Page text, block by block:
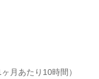
月あたり10時間）